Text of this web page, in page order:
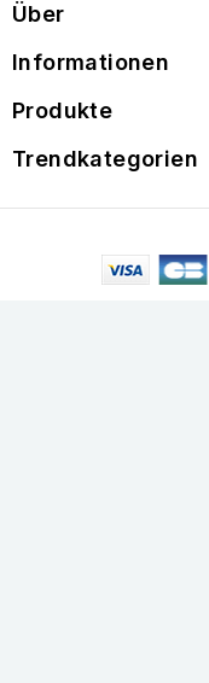
Über
Informationen
Produkte
Trendkategorien